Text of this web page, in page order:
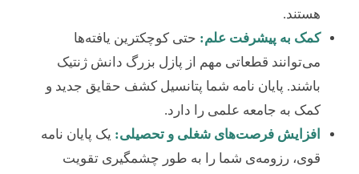
هستند.
کمک به پیشرفت علم: حتی کوچکترین یافته‌ها
می‌توانند قطعاتی مهم از پازل بزرگ دانش ژنتیک
باشند. پایان نامه شما پتانسیل کشف حقایق جدید و
کمک به جامعه علمی را دارد.
افزایش فرصت‌های شغلی و تحصیلی: یک پایان نامه
قوی، رزومه‌ی شما را به طور چشمگیری تقویت